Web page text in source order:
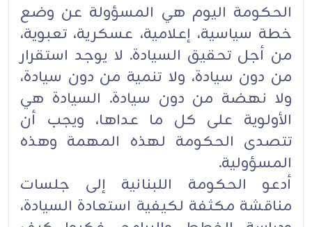
الحكومة اليوم هي المسؤولة عن وضع
خطة سياسية، إعلامية، عسكرية، تعبوية،
من أجل تحقيق السيادة. لا يوجد ‏استقرار
من دون سيادة، ولا تنمية من دون سيادة،
ولا نهضة من دون سيادة. السيادة هي
الأولوية على كل ما عداها، ‏ويجب أن
تتصدى الحكومة لهذه المهمة وهذه
المسؤولية‎.‎
أدعو الحكومة اللبنانية إلى جلسات
مناقشة مكثفة لكيفية استعادة السيادة،